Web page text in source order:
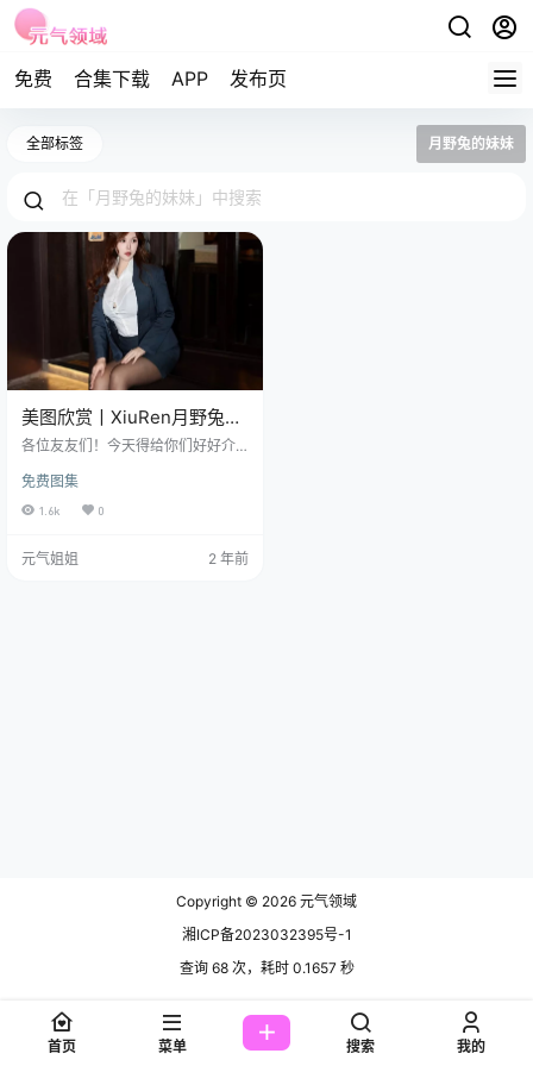
免费 合集下载 APP 发布页
全部标签 月野兔的妹妹
美图欣赏丨XiuRen月野兔美
妞 NO.7801[82+1P／
各位友友们！今天得给你们好好介
月野兔美妞，也就是咱们超可爱的 I
sabelle 贵贵哦！她可是从时尚气息
7 日，这个超特别的日子，月野兔美
免费图集
1.6k 0
元气姐姐 2 年前
Copyright © 2026 元气领域
湘ICP备2023032395号-1
查询 68 次，耗时 0.1657 秒
首页 菜单 搜索 我的